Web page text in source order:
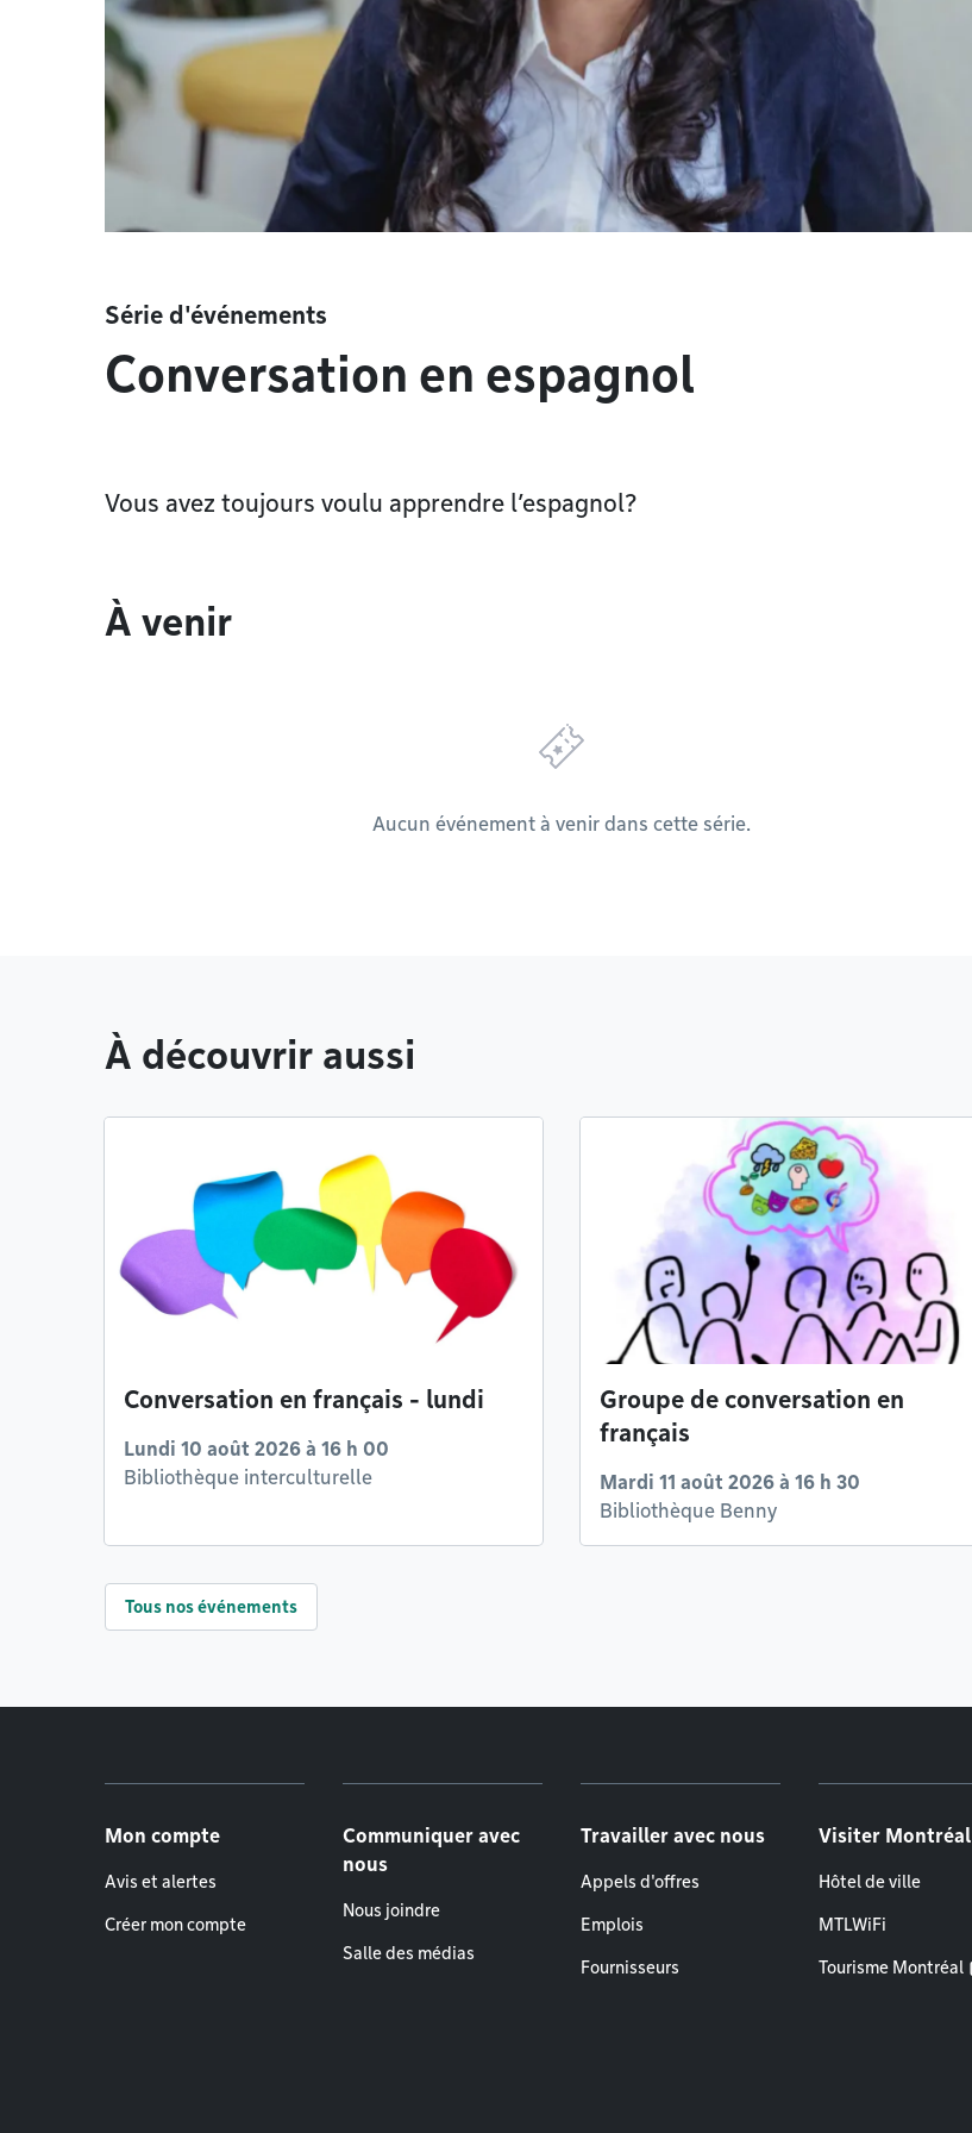
Série d'événements
Conversation en espagnol
Vous avez toujours voulu apprendre l’espagnol?
À venir
Aucun événement à venir dans cette série.
À découvrir aussi
Conversation en français - lundi
Lundi 10 août 2026 à 16 h 00
Bibliothèque interculturelle
Groupe de conversation en
français
Mardi 11 août 2026 à 16 h 30
Bibliothèque Benny
Tous nos événements
Mon compte
Avis et alertes
Créer mon compte
Communiquer avec
nous
Nous joindre
Salle des médias
Travailler avec nous
Appels d'offres
Emplois
Fournisseurs
Visiter Montréal
Hôtel de ville
MTLWiFi
Tourisme Montréal